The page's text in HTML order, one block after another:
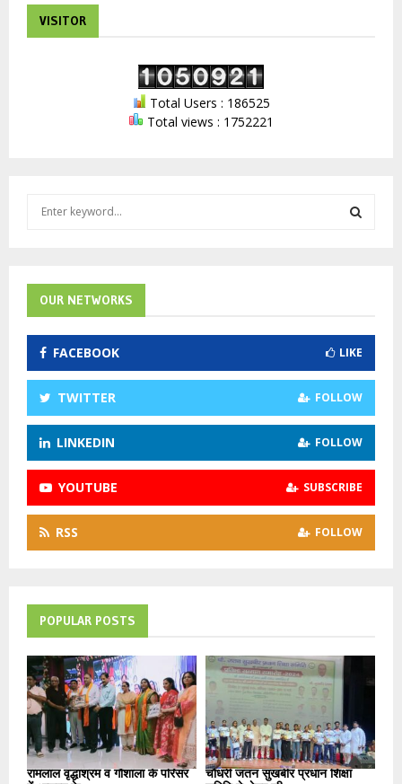
VISITOR
Total Users : 186525
Total views : 1752221
f
o
:
R
C
H
OUR NETWORKS
FACEBOOK LIKE
TWITTER FOLLOW
LINKEDIN FOLLOW
YOUTUBE SUBSCRIBE
RSS FOLLOW
POPULAR POSTS
रामलाल वृद्धाश्रम व गौशाला के परिसर
चौधरी जतन सुखबीर प्रधान शिक्षा